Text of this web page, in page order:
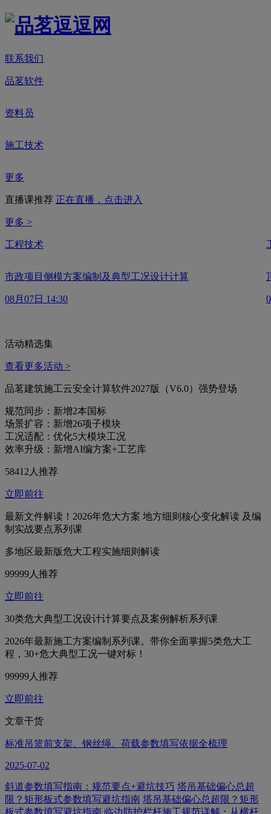
联系我们
品茗软件
资料员
施工技术
更多
直播课推荐 正在直播，点击进入
更多 >
工程技术
市政项目侧模方案编制及典型工况设计计算
08月07日 14:30
活动精选集
查看更多活动 >
品茗建筑施工云安全计算软件2027版（V6.0）强势登场
规范同步：新增2本国标
场景扩容：新增26项子模块
工况适配：优化5大模块工况
效率升级：新增AI编方案+工艺库
58412人推荐
立即前往
最新文件解读！2026年危大方案 地方细则核心变化解读 及编
制实战要点系列课
多地区最新版危大工程实施细则解读
99999人推荐
立即前往
30类危大典型工况设计计算要点及案例解析系列课
2026年最新施工方案编制系列课。带你全面掌握5类危大工
程，30+危大典型工况一键对标！
99999人推荐
立即前往
文章干货
标准吊篮前支架、钢丝绳、荷载参数填写依据全梳理
2025-07-02
斜道参数填写指南：规范要点+避坑技巧 塔吊基础偏心总超
限？矩形板式参数填写避坑指南 塔吊基础偏心总超限？矩形
板式参数填写避坑指南 临边防护栏杆施工规范详解：从横杆